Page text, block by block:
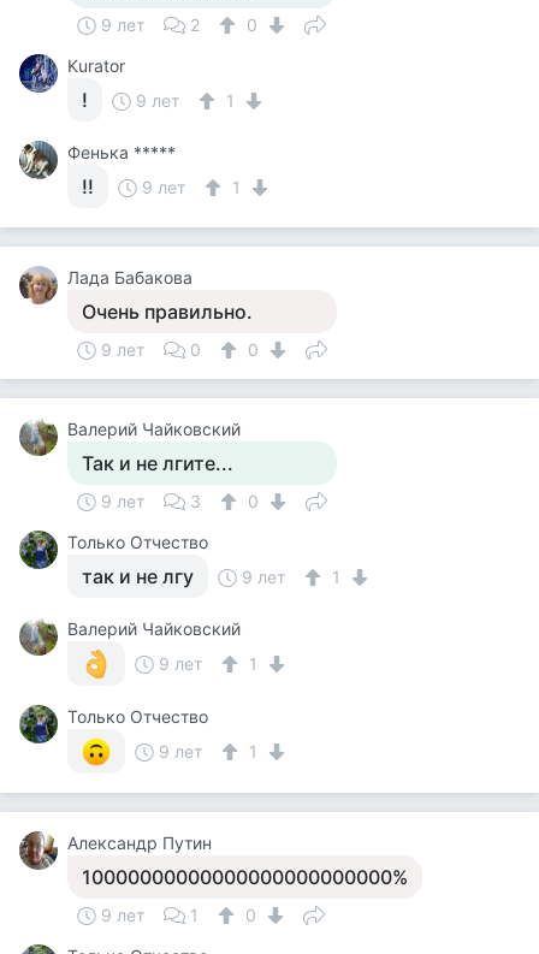
9 лет 2
0
Kurator
! 9 лет 1
Фенька *****
!! 9 лет 1
Лада Бабакова
Очень правильно.
9 лет 0 0
Валерий Чайковский
Так и не лгите...
9 лет 3
0
Только Отчество
так и не лгу 9 лет 1
Валерий Чайковский
9 лет
1
Только Отчество
9 лет
1
Александр Путин
10000000000000000000000000%
9 лет 1
0